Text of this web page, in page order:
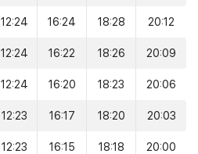
12:24 16:24 18:28 20:12
12:24 16:22 18:26 20:09
12:24 16:20 18:23 20:06
12:23 16:17 18:20 20:03
12:23 16:15 18:18 20:00